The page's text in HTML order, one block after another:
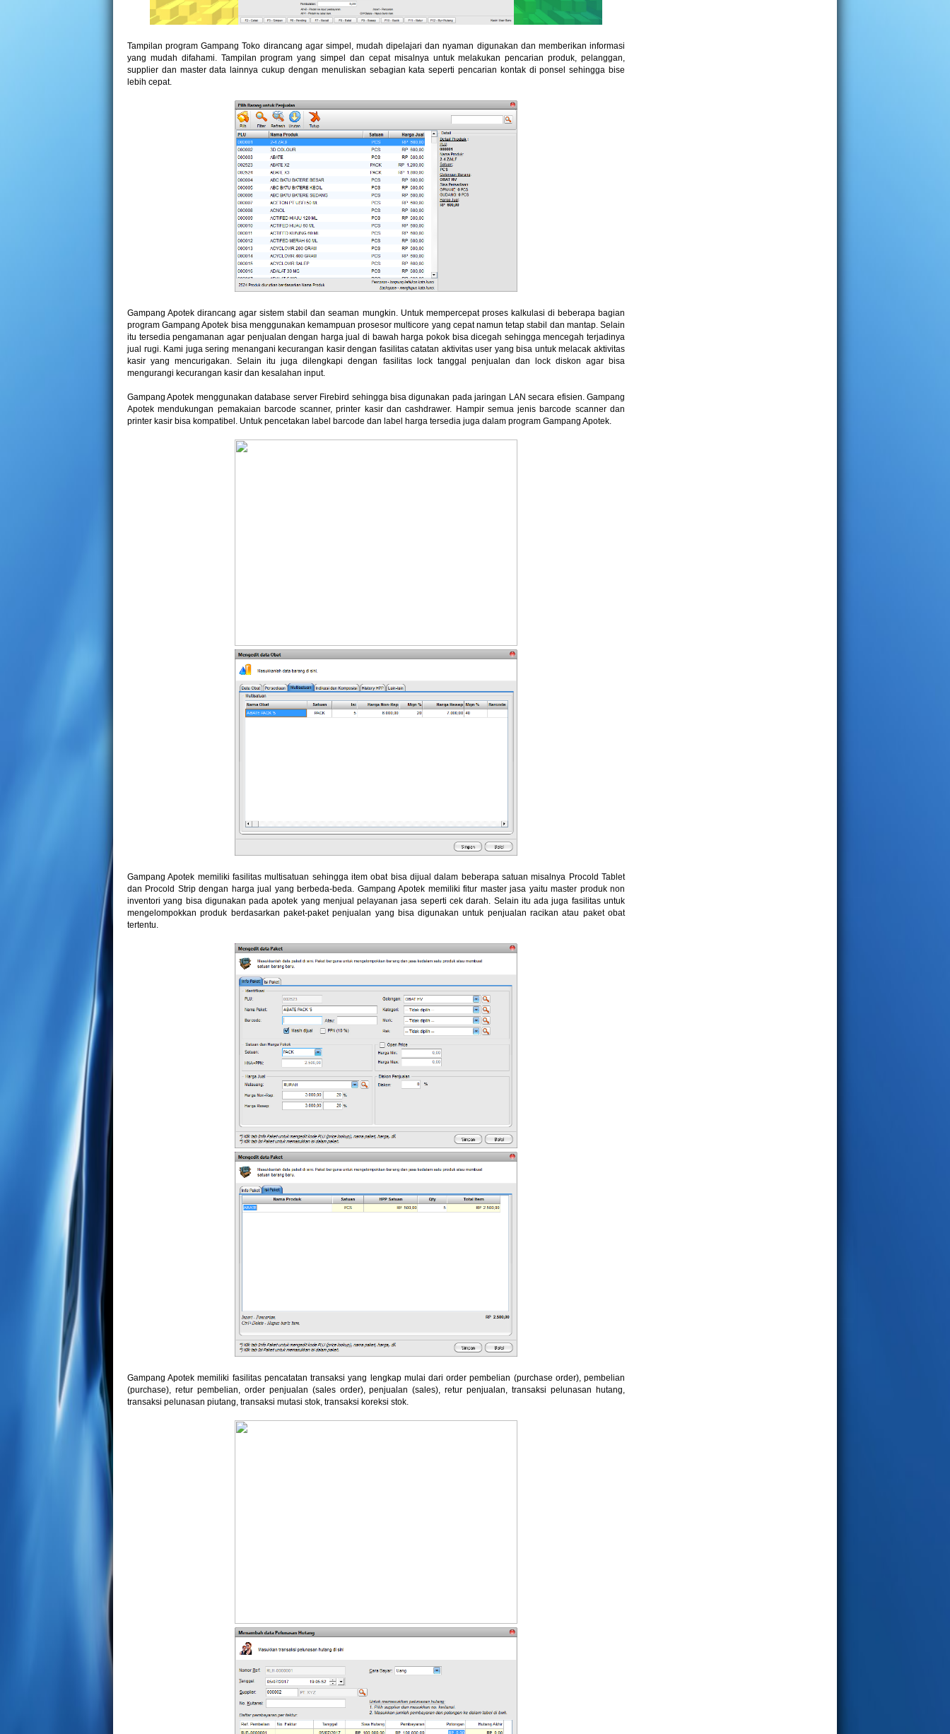
Tampilan program Gampang Toko dirancang agar simpel, mudah dipelajari dan nyaman digunakan dan memberikan informasi
yang mudah difahami. Tampilan program yang simpel dan cepat misalnya untuk melakukan pencarian produk, pelanggan,
supplier dan master data lainnya cukup dengan menuliskan sebagian kata seperti pencarian kontak di ponsel sehingga bise
lebih cepat.
Gampang Apotek dirancang agar sistem stabil dan seaman mungkin. Untuk mempercepat proses kalkulasi di beberapa bagian
program Gampang Apotek bisa menggunakan kemampuan prosesor multicore yang cepat namun tetap stabil dan mantap. Selain
itu tersedia pengamanan agar penjualan dengan harga jual di bawah harga pokok bisa dicegah sehingga mencegah terjadinya
jual rugi. Kami juga sering menangani kecurangan kasir dengan fasilitas catatan aktivitas user yang bisa untuk melacak aktivitas
kasir yang mencurigakan. Selain itu juga dilengkapi dengan fasilitas lock tanggal penjualan dan lock diskon agar bisa
mengurangi kecurangan kasir dan kesalahan input.
Gampang Apotek menggunakan database server Firebird sehingga bisa digunakan pada jaringan LAN secara efisien. Gampang
Apotek mendukungan pemakaian barcode scanner, printer kasir dan cashdrawer. Hampir semua jenis barcode scanner dan
printer kasir bisa kompatibel. Untuk pencetakan label barcode dan label harga tersedia juga dalam program Gampang Apotek.
Gampang Apotek memiliki fasilitas multisatuan sehingga item obat bisa dijual dalam beberapa satuan misalnya Procold Tablet
dan Procold Strip dengan harga jual yang berbeda-beda. Gampang Apotek memiliki fitur master jasa yaitu master produk non
inventori yang bisa digunakan pada apotek yang menjual pelayanan jasa seperti cek darah. Selain itu ada juga fasilitas untuk
mengelompokkan produk berdasarkan paket-paket penjualan yang bisa digunakan untuk penjualan racikan atau paket obat
tertentu.
Gampang Apotek memiliki fasilitas pencatatan transaksi yang lengkap mulai dari order pembelian (purchase order), pembelian
(purchase), retur pembelian, order penjualan (sales order), penjualan (sales), retur penjualan, transaksi pelunasan hutang,
transaksi pelunasan piutang, transaksi mutasi stok, transaksi koreksi stok.